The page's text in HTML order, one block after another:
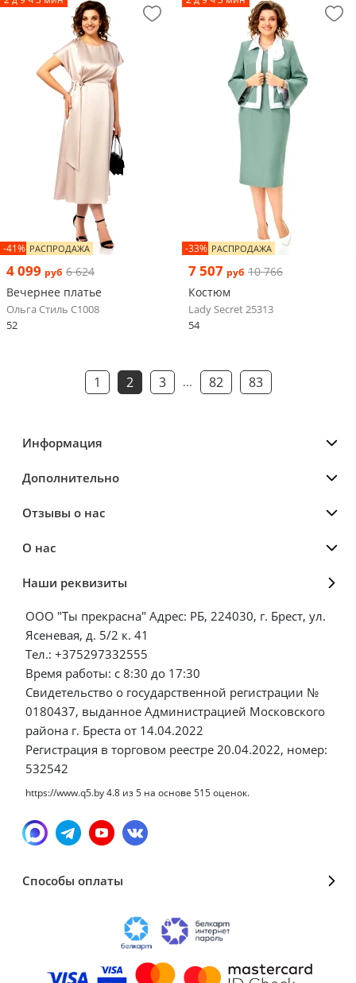
-41% РАСПРОДАЖА
4 099 руб 6 624
Вечернее платье
Ольга Стиль С1008
52
-33% РАСПРОДАЖА
7 507 руб 10 766
Костюм
Lady Secret 25313
54
1 2 3 ... 82 83
Информация
Дополнительно
Отзывы о нас
О нас
Наши реквизиты
ООО "Ты прекрасна" Адрес: РБ, 224030, г. Брест, ул.
Ясеневая, д. 5/2 к. 41
Тел.: +375297332555
Время работы: с 8:30 до 17:30
Свидетельство о государственной регистрации №
0180437, выданное Администрацией Московского
района г. Бреста от 14.04.2022
Регистрация в торговом реестре 20.04.2022, номер:
532542
https://www.q5.by4.8 из5 на основе 515оценок.
Способы оплаты